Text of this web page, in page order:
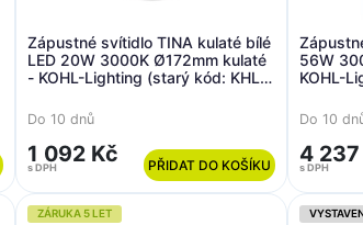
Zápustné svítidlo TINA kulaté bílé
LED 20W 3000K Ø172mm kulaté
- KOHL-Lighting (starý kód: KHL
Do 10 dnů
1 092 Kč
s DPH PŘIDAT DO KOŠÍKU
56W
KOHL-
Do 10
4
s DPH
ZÁRUKA 5 LET